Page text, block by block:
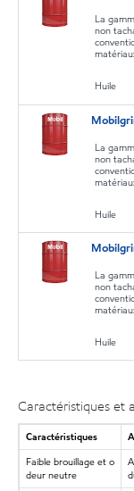
La
non
Huile
La
non
Huile
La
non
Huile
Caractéristiques et
Caractéristiques
Faible brouillage et o
deur neutre